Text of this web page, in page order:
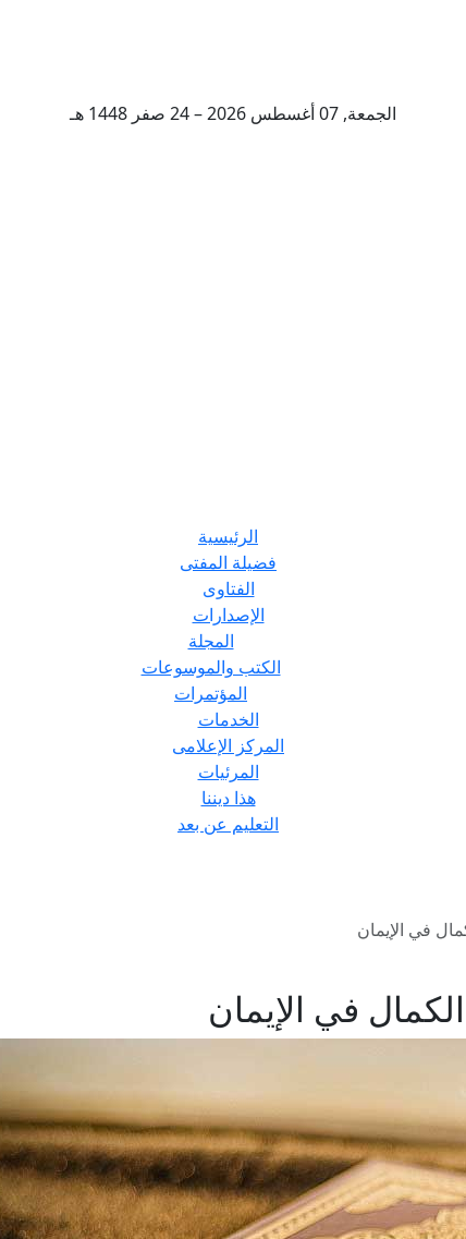
الجمعة, 07 أغسطس 2026 – 24 صفر 1448 هـ
الرئيسية
فضيلة المفتى
الفتاوى
الإصدارات
المجلة
الكتب والموسوعات
المؤتمرات
الخدمات
المركز الإعلامى
المرئيات
هذا ديننا
التعليم عن بعد
في الإيمان
في الإيمان